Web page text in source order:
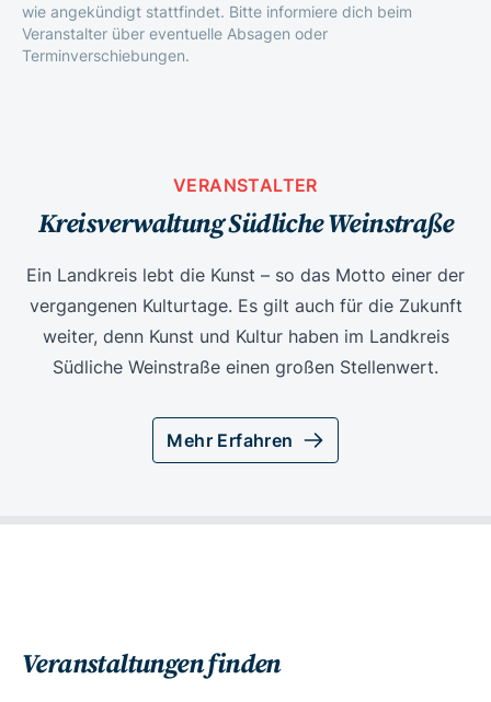
wie angekündigt stattfindet. Bitte informiere dich beim
Veranstalter über eventuelle Absagen oder
Terminverschiebungen.
VERANSTALTER
Kreisverwaltung Südliche Weinstraße
Ein Landkreis lebt die Kunst – so das Motto einer der
vergangenen Kulturtage. Es gilt auch für die Zukunft
weiter, denn Kunst und Kultur haben im Landkreis
Südliche Weinstraße einen großen Stellenwert.
Mehr Erfahren
Veranstaltungen finden